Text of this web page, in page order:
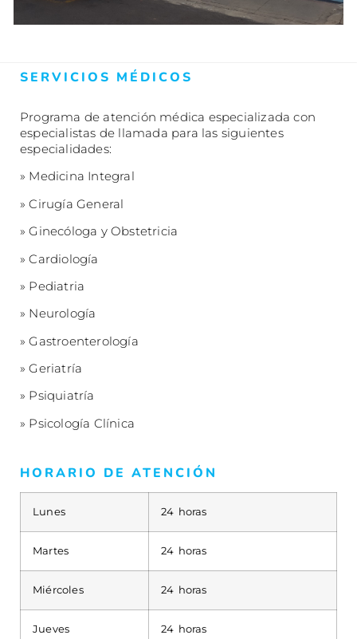
SERVICIOS MÉDICOS
Programa de atención médica especializada con
especialistas de llamada para las siguientes
especialidades:
» Medicina Integral
» Cirugía General
» Ginecóloga y Obstetricia
» Cardiología
» Pediatria
» Neurología
» Gastroenterología
» Geriatría
» Psiquiatría
» Psicología Clínica
HORARIO DE ATENCIÓN
Lunes 24 horas
Martes 24 horas
Miércoles 24 horas
Jueves 24 horas